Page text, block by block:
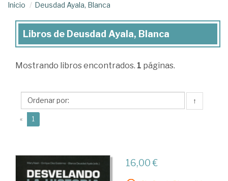
Inicio Deusdad Ayala, Blanca
Libros
Deusdad
Blanca
Libros de Deusdad Ayala, Blanca
Mostrando libros encontrados. 1 páginas.
↑
« 1
16,00 €